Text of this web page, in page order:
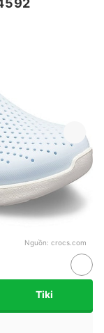
Nguồn: crocs.com
Tiki